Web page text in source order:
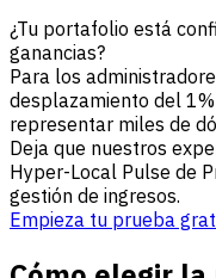
¿Tu portafolio está
ganancias?
Para los
desplazamiento del
representar miles de
Deja que nuestros
Hyper-Local Pulse de
gestión de ingresos.
Empieza tu prueba